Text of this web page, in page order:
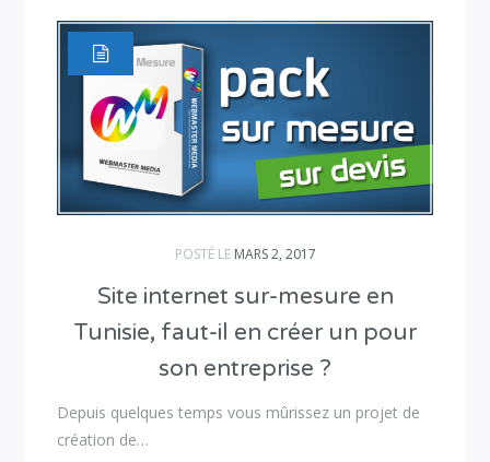
POSTÉ LE MARS 2, 2017
Site internet sur-mesure en
Tunisie, faut-il en créer un pour
son entreprise ?
Depuis quelques temps vous mûrissez un projet de
création de…